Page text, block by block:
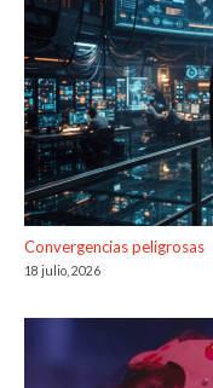
Convergencias peligrosas
18 julio, 2026